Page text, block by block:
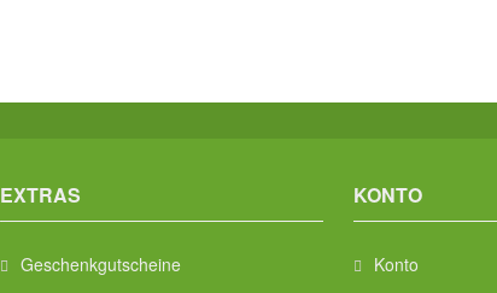
EXTRAS
Geschenkgutscheine
KONTO
Konto